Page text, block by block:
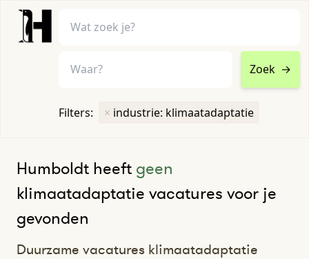
Zoek →
Filters: × industrie: klimaatadaptatie
Humboldt heeft geen
klimaatadaptatie vacatures voor je
gevonden
Duurzame vacatures klimaatadaptatie